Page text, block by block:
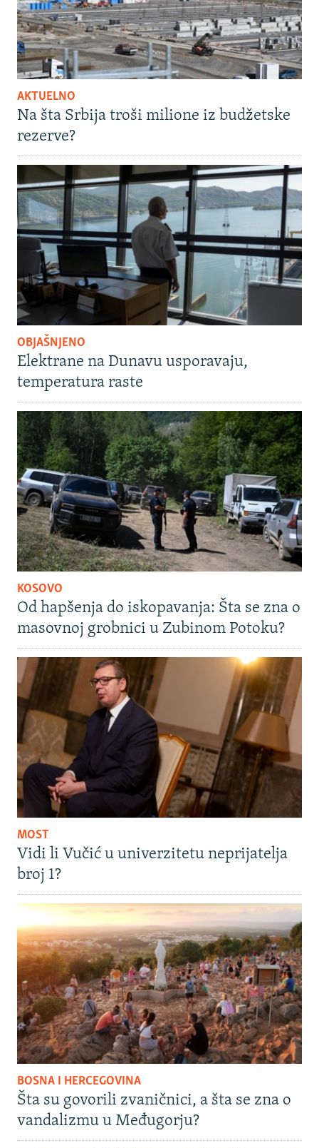
AKTUELNO
Na šta Srbija troši milione iz budžetske
rezerve?
OBJAŠNJENO
Elektrane na Dunavu usporavaju,
temperatura raste
KOSOVO
Od hapšenja do iskopavanja: Šta se zna o
masovnoj grobnici u Zubinom Potoku?
MOST
Vidi li Vučić u univerzitetu neprijatelja
broj 1?
BOSNA I HERCEGOVINA
Šta su govorili zvaničnici, a šta se zna o
vandalizmu u Međugorju?